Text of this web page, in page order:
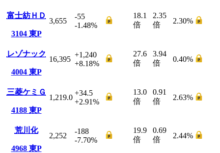
富士紡ＨＤ
3104 東P
3,655
-55
-1.48%
18.1
倍
2.35
倍
2.30%
レゾナック
4004 東P
16,395
+1,240
+8.18%
27.6
倍
3.94
倍
0.40%
三菱ケミＧ
4188 東P
1,219.0
+34.5
+2.91%
13.0
倍
0.91
倍
2.63%
荒川化
4968 東P
2,252
-188
-7.70%
19.9
倍
0.69
倍
2.44%